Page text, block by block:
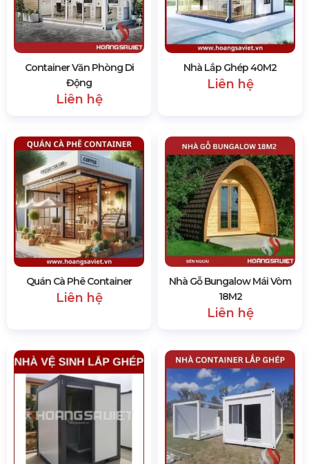
Container Văn Phòng Di
Động
Liên hệ
Nhà Lắp Ghép 40M2
Liên hệ
Quán Cà Phê Container
Liên hệ
Nhà Gỗ Bungalow Mái Vòm
18M2
Liên hệ